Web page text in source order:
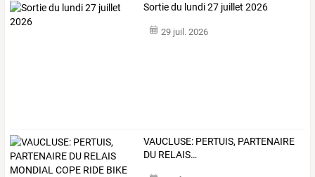
Sortie du lundi 27 juillet 2026
29 juil. 2026
VAUCLUSE: PERTUIS, PARTENAIRE
DU RELAIS…